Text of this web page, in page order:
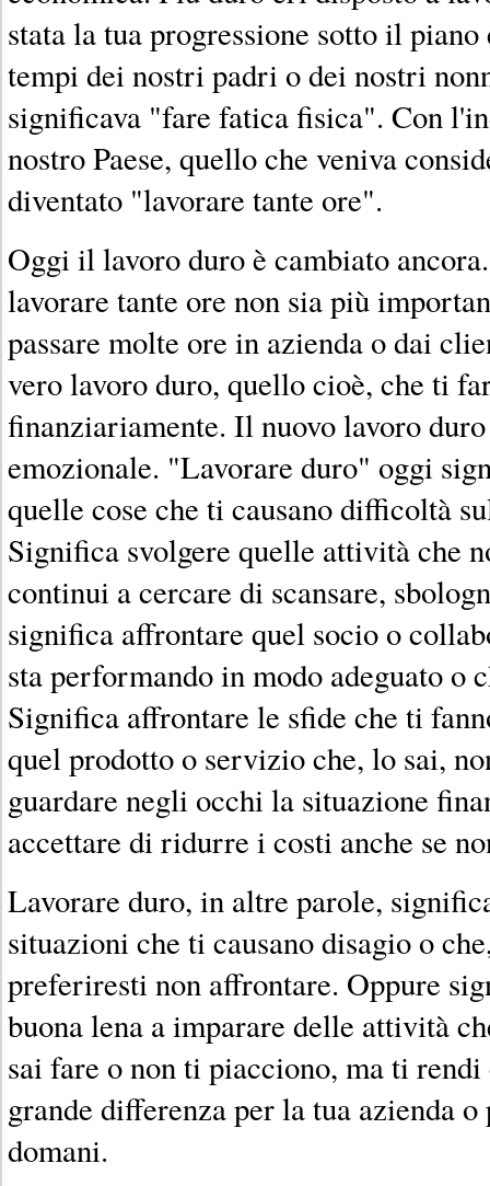
stata la tua progressione sotto il
tempi dei nostri padri o dei nostri
significava "fare fatica fisica". Con
nostro Paese, quello che veniva
diventato "lavorare tante ore".
Oggi il lavoro duro è cambiato
lavorare tante ore non sia più
passare molte ore in azienda o dai
vero lavoro duro, quello cioè, che ti
finanziariamente. Il nuovo lavoro
emozionale. "Lavorare duro" oggi
quelle cose che ti causano difficoltà
Significa svolgere quelle attività che
continui a cercare di scansare,
significa affrontare quel socio o
sta performando in modo adeguato o
Significa affrontare le sfide che ti
quel prodotto o servizio che, lo sai,
guardare negli occhi la situazione
accettare di ridurre i costi anche se
Lavorare duro, in altre parole,
situazioni che ti causano disagio o
preferiresti non affrontare. Oppure
buona lena a imparare delle attività
sai fare o non ti piacciono, ma ti
grande differenza per la tua azienda
domani.